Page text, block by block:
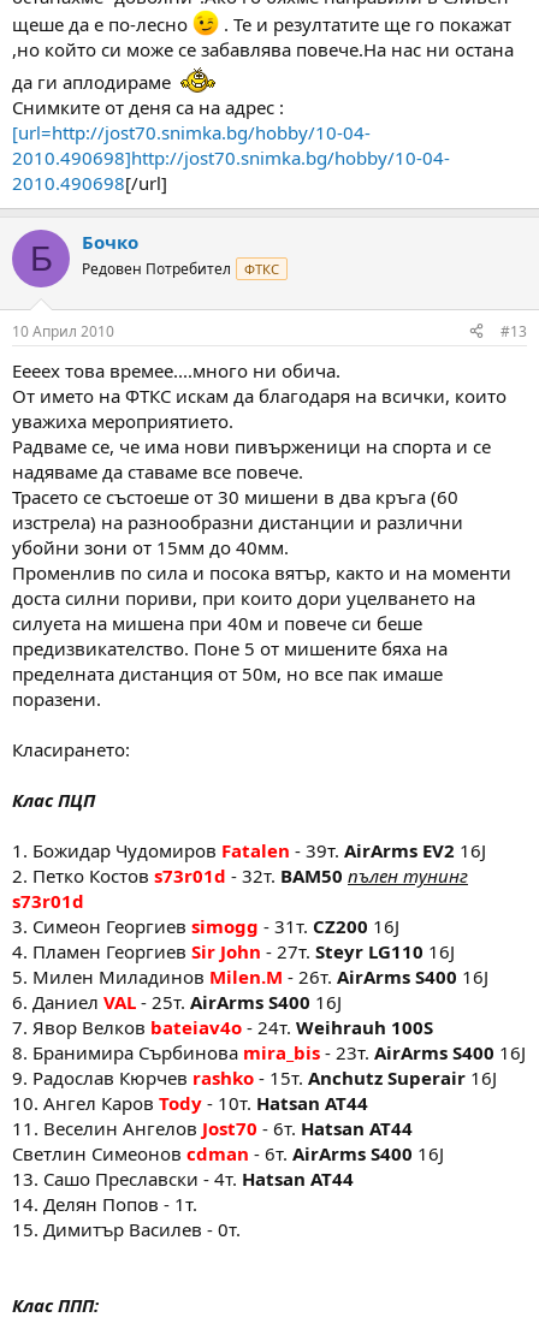
щеше да е по-лесно
. Те и резултатите ще го покажат
,но който си може се забавлява повече.На нас ни остана
да ги аплодираме
Снимките от деня са на адрес :
[url=http://jost70.snimka.bg/hobby/10-04-
2010.490698]http://jost70.snimka.bg/hobby/10-04-
2010.490698[/url]
Б Бочко
Редовен Потребител ФТКС
10 Април 2010 #13
Еееех това времее....много ни обича.
От името на ФТКС искам да благодаря на всички, които
уважиха мероприятието.
Радваме се, че има нови пивърженици на спорта и се
надяваме да ставаме все повече.
Трасето се състоеше от 30 мишени в два кръга (60
изстрела) на разнообразни дистанции и различни
убойни зони от 15мм до 40мм.
Променлив по сила и посока вятър, както и на моменти
доста силни пориви, при които дори уцелването на
силуета на мишена при 40м и повече си беше
предизвикателство. Поне 5 от мишените бяха на
пределната дистанция от 50м, но все пак имаше
поразени.
Класирането:
Клас ПЦП
1. Божидар Чудомиров Fatalen - 39т. AirArms EV2 16J
2. Петко Костов s73r01d - 32т. BAM50 пълен тунинг
s73r01d
3. Симеон Георгиев simogg - 31т. CZ200 16J
4. Пламен Георгиев Sir John - 27т. Steyr LG110 16J
5. Милен Миладинов Milen.M - 26т. AirArms S400 16J
6. Даниел VAL - 25т. AirArms S400 16J
7. Явор Велков bateiav4o - 24т. Weihrauh 100S
8. Бранимира Сърбинова mira_bis - 23т. AirArms S400 16J
9. Радослав Кюрчев rashko - 15т. Anchutz Superair 16J
10. Ангел Каров Tody - 10т. Hatsan AT44
11. Веселин Ангелов Jost70 - 6т. Hatsan AT44
Светлин Симеонов cdman - 6т. AirArms S400 16J
13. Сашо Преславски - 4т. Hatsan AT44
14. Делян Попов - 1т.
15. Димитър Василев - 0т.
Клас ППП: